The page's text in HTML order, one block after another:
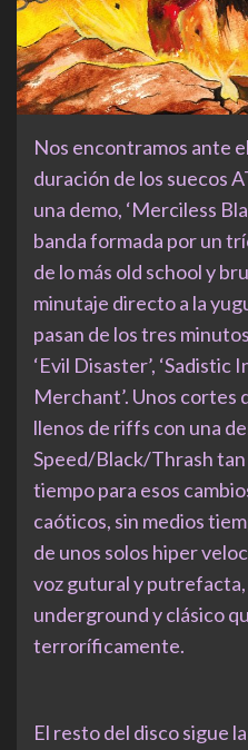
Nos encontramos ante
duración de los suecos
una demo, ‘Merciless
banda formada por un
de lo más old school y
minutaje directo a la
pasan de los tres
‘Evil Disaster’, ‘Sadistic
Merchant’. Unos cortes
llenos de riffs con una
Speed/Black/Thrash tan
tiempo para esos
caóticos, sin medios
de unos solos hiper
voz gutural y putrefacta,
underground y clásico
terroríficamente.
El resto del disco sigue